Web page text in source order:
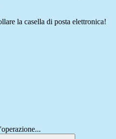
la casella di posta elettronica!